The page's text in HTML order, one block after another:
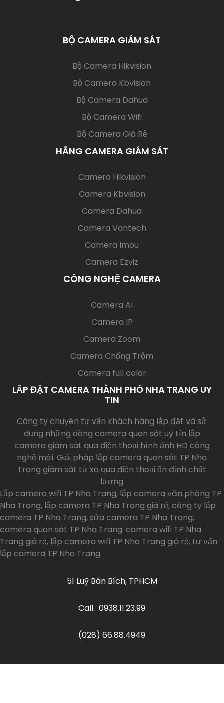
BỘ CAMERA GIÁM SÁT
Bộ Camera Hikvision
Bộ Camera Kbvision
Bộ Camera Dahua
Bộ Camera Wifi
Bộ Camera Giá Rẻ
HÃNG CAMERA GIÁM SÁT
Camera Hikvision(current)
Camera Kbvision
Camera Dahua
Camera Vantech
Camera Imou
Camera Ezviz
CÔNG NGHỆ CAMERA
Camera AI
Camera IP
Camera Zoom
Camera Chống Trộm
Camera full color
LẮP ĐẶT CAMERA THÀNH PHỐ NHA TRANG UY
TIN
Công ty chuyên tư vấn khách hàng lắp đặt và sử
dụng những dòng camera quan sát uy tín lắp
camera giám sát qua điện thoại hình ảnh HD công
nghệ mới. Giải pháp lắp camera quan sát TP Nha
Trang giám sát từ xa qua điện thoại ổn định chất
lượng
Lắp camera wifi TP Nha Trang, lắp camera văn phòng TP
Nha Trang, lắp camera TP Nha Trang giá rẻ, công ty lắp
camera TP Nha Trang, sửa camera TP Nha Trang,
camera quan sát TP Nha Trang. camera wifi TP Nha
Trang giá rẻ, lắp camera wifi TP Nha Trang giá rẻ, tư vấn
lắp camera TP Nha Trang
51 Luỹ Bán Bích, TPHCM
Call : 0938.11.23.99
(028) 66.88.4949